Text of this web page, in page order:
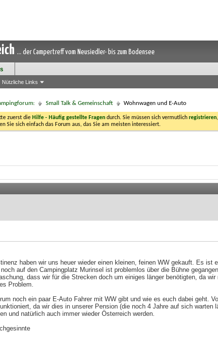
... der Campertreff vom Neusiedler- bis zum Bodensee
Nützliche Links
Small Talk & Gemeinschaft Wohnwagen und E-Auto
zuerst die Hilfe - Häufig gestellte Fragen durch. Sie müssen sich vermutlich registrieren
Sie sich einfach das Forum aus, das Sie am meisten interessiert.
haben wir uns heuer wieder einen kleinen, feinen WW gekauft. Es
auf den Campingplatz Murinsel ist problemlos über die Bühne
dass wir für die Strecken doch um einiges länger benötigten, da
Problem.
noch ein paar E-Auto Fahrer mit WW gibt und wie es euch dabei geht.
da wir dies in unserer Pension (die noch 4 Jahre auf sich
und natürlich auch immer wieder Österreich werden.